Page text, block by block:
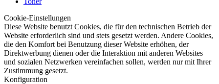
Cookie-Einstellungen
Diese Website benutzt Cookies, die für den technischen Betrieb der
Website erforderlich sind und stets gesetzt werden. Andere Cookies,
die den Komfort bei Benutzung dieser Website erhöhen, der
Direktwerbung dienen oder die Interaktion mit anderen Websites
und sozialen Netzwerken vereinfachen sollen, werden nur mit Ihrer
Zustimmung gesetzt.
Konfiguration